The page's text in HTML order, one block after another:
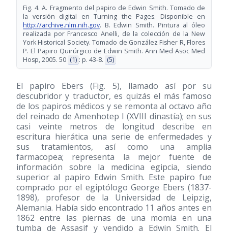
Fig. 4. A. Fragmento del papiro de Edwin Smith. Tomado de
la versión digital en Turning the Pages. Disponible en
http://archive.nlm.nih.gov. B. Edwin Smith. Pintura al óleo
realizada por Francesco Anelli, de la colección de la New
York Historical Society. Tomado de González Fisher R, Flores
P. El Papiro Quirúrgico de Edwin Smith. Ann Med Asoc Med
Hosp, 2005. 50 (1) : p. 43-8. (5)
El papiro Ebers (Fig. 5), llamado así por su
descubridor y traductor, es quizás el más famoso
de los papiros médicos y se remonta al octavo año
del reinado de Amenhotep I (XVIII dinastía); en sus
casi veinte metros de longitud describe en
escritura hierática una serie de enfermedades y
sus tratamientos, así como una amplia
farmacopea; representa la mejor fuente de
información sobre la medicina egipcia, siendo
superior al papiro Edwin Smith. Este papiro fue
comprado por el egiptólogo George Ebers (1837-
1898), profesor de la Universidad de Leipzig,
Alemania. Había sido encontrado 11 años antes en
1862 entre las piernas de una momia en una
tumba de Assasif y vendido a Edwin Smith. El